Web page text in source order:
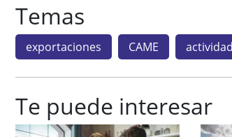
Temas
exportaciones CAME
Te puede interesar